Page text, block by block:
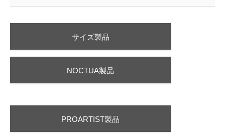
サイズ製品
NOCTUA製品
PROARTIST製品